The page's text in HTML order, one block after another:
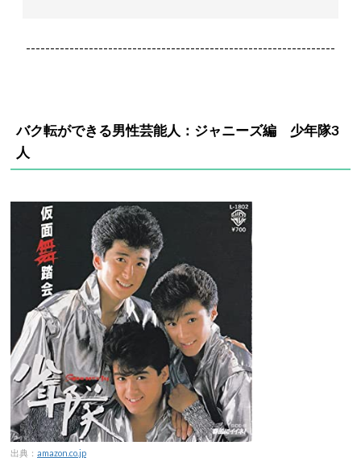
----------------------------------------------------------------
バク転ができる男性芸能人：ジャニーズ編 少年隊3
人
出典： amazon.co.jp